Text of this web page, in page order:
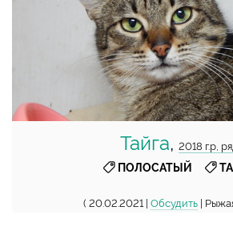
Тайга, 2018 г.р,
ПОЛОСАТЫЙ
( 20.02.2021 | Обсудить|